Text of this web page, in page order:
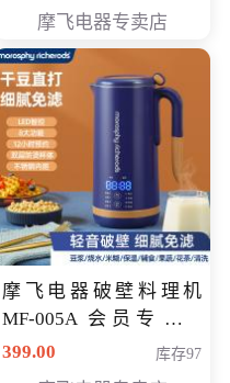
摩飞电器专卖店
摩飞电器破壁料理机
MF-005A 会员专享价
198元
399.00 库存97